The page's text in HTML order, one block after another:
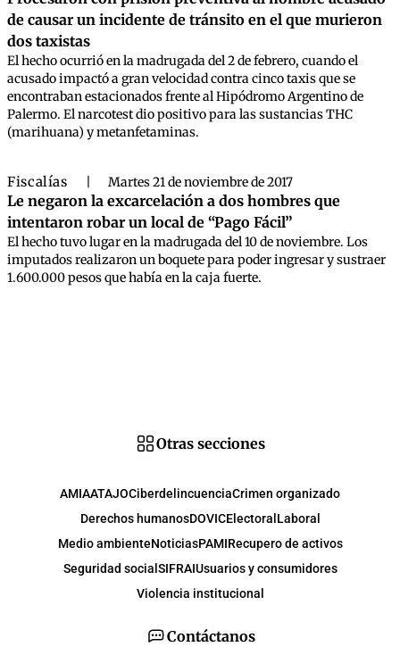
de causar un incidente de tránsito en el que murieron
dos taxistas
El hecho ocurrió en la madrugada del 2 de febrero, cuando el
acusado impactó a gran velocidad contra cinco taxis que se
encontraban estacionados frente al Hipódromo Argentino de
Palermo. El narcotest dio positivo para las sustancias THC
(marihuana) y metanfetaminas.
Fiscalías Martes 21 de noviembre de 2017
Le negaron la excarcelación a dos hombres que
intentaron robar un local de “Pago Fácil”
El hecho tuvo lugar en la madrugada del 10 de noviembre. Los
imputados realizaron un boquete para poder ingresar y sustraer
1.600.000 pesos que había en la caja fuerte.
Contáctanos
Otras secciones
AMIAATAJOCiberdelincuenciaCrimen organizado
Derechos humanosDOVICElectoral Laboral
Medio ambienteNoticiasPAMIRecupero de activos
Seguridad social SIFRAIUsuarios y consumidores
Violencia institucional